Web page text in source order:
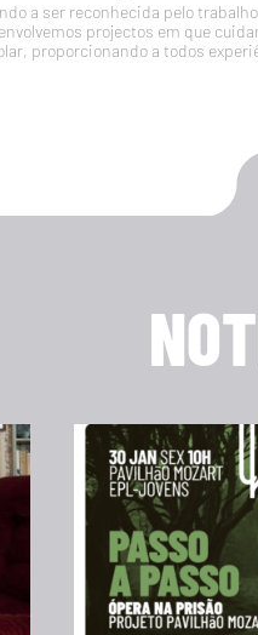
a ser reconhecida pelo
projectos em que
proporcionando a todos